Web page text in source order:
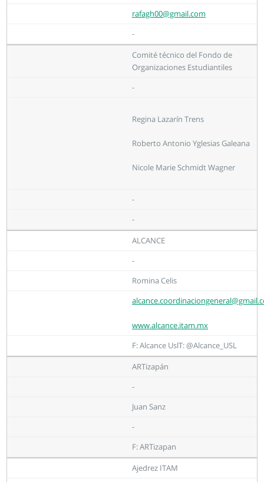
rafagh00@gmail.com
-
Comité técnico del Fondo de
Organizaciones Estudiantiles
-
Regina Lazarín Trens
Roberto Antonio Yglesias Galeana
Nicole Marie Schmidt Wagner
-
-
ALCANCE
-
Romina Celis
www.alcance.itam.mx
F: Alcance UslT: @Alcance_USL
ARTizapán
-
Juan Sanz
-
F: ARTizapan
Ajedrez ITAM